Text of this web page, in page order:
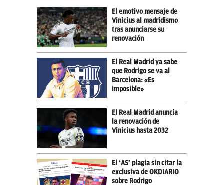
El emotivo mensaje de
Vinicius al madridismo
tras anunciarse su
renovación
El Real Madrid ya sabe
que Rodrigo se va al
Barcelona: «Es
imposible»
El Real Madrid anuncia
la renovación de
Vinicius hasta 2032
El ‘AS’ plagia sin citar la
exclusiva de OKDIARIO
sobre Rodrigo